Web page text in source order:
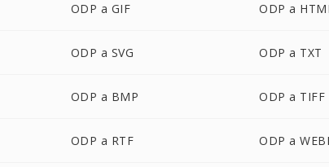
ODP a GIF ODP a
ODP a SVG ODP a TXT
ODP a BMP ODP a TIFF
ODP a RTF ODP a